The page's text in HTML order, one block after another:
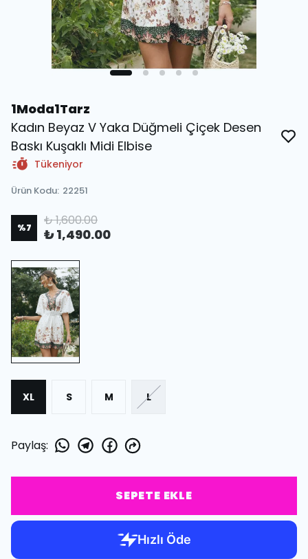
1Moda1Tarz
Kadın Beyaz V Yaka Düğmeli Çiçek Desen
Baskı Kuşaklı Midi Elbise
Tükeniyor
Ürün Kodu: 22251
%7 ₺ 1,600.00
₺ 1,490.00
XL S M L
Paylaş:
SEPETE EKLE